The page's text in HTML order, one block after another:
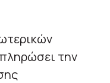
την